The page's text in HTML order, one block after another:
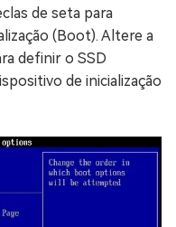
de seta para
(Boot). Altere a
definir o SSD
de inicialização